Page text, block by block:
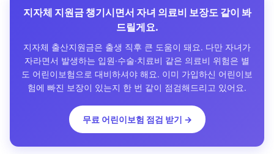
지자체 지원금 챙기시면서 자녀 의료비 보장도 같이 봐
드릴게요.
지자체 출산지원금은 출생 직후 큰 도움이 돼요. 다만 자녀가
자라면서 발생하는 입원·수술·치료비 같은 의료비 위험은 별
도 어린이보험으로 대비하셔야 해요. 이미 가입하신 어린이보
험에 빠진 보장이 있는지 한 번 같이 점검해드리고 있어요.
무료 어린이보험 점검 받기 →